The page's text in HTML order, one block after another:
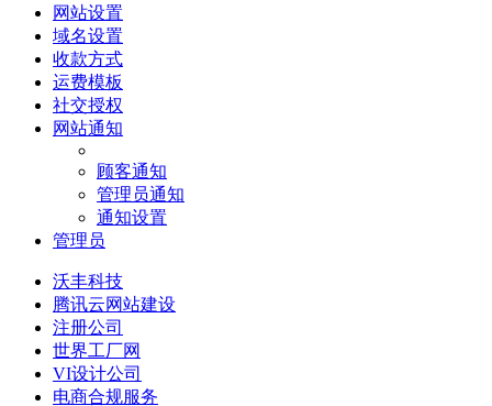
网站设置
域名设置
收款方式
运费模板
社交授权
网站通知
顾客通知
管理员通知
通知设置
管理员
沃丰科技
腾讯云网站建设
注册公司
世界工厂网
VI设计公司
电商合规服务